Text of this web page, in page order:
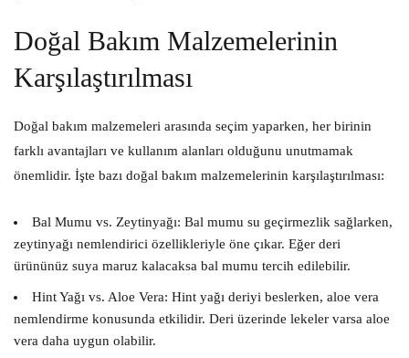
Doğal Bakım Malzemelerinin
Karşılaştırılması
Doğal bakım malzemeleri arasında seçim yaparken, her birinin
farklı avantajları ve kullanım alanları olduğunu unutmamak
önemlidir. İşte bazı doğal bakım malzemelerinin karşılaştırılması:
Bal Mumu vs. Zeytinyağı: Bal mumu su geçirmezlik sağlarken,
zeytinyağı nemlendirici özellikleriyle öne çıkar. Eğer deri
ürününüz suya maruz kalacaksa bal mumu tercih edilebilir.
Hint Yağı vs. Aloe Vera: Hint yağı deriyi beslerken, aloe vera
nemlendirme konusunda etkilidir. Deri üzerinde lekeler varsa aloe
vera daha uygun olabilir.